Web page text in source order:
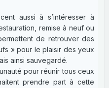
aussi à s’intéresser à
remise à neuf ou
de retrouver des
» pour le plaisir des yeux
ainsi sauvegardé.
pour réunir tous ceux
prendre part à cette